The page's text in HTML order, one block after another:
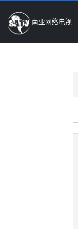
南亚网络电视